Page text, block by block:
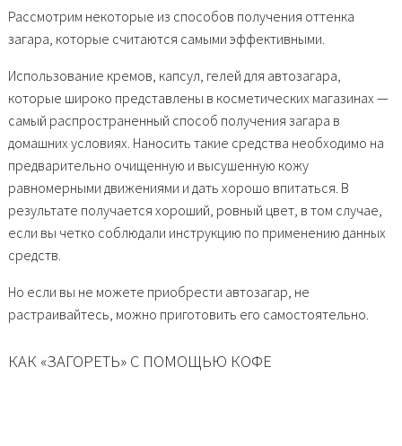
Рассмотрим некоторые из способов получения оттенка
загара, которые считаются самыми эффективными.
Использование кремов, капсул, гелей для автозагара,
которые широко представлены в косметических магазинах —
самый распространенный способ получения загара в
домашних условиях. Наносить такие средства необходимо на
предварительно очищенную и высушенную кожу
равномерными движениями и дать хорошо впитаться. В
результате получается хороший, ровный цвет, в том случае,
если вы четко соблюдали инструкцию по применению данных
средств.
Но если вы не можете приобрести автозагар, не
растраивайтесь, можно приготовить его самостоятельно.
КАК «ЗАГОРЕТЬ» С ПОМОЩЬЮ КОФЕ